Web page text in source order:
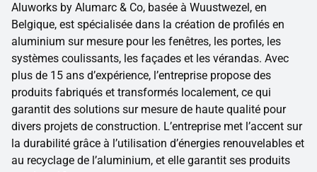
Aluworks by Alumarc & Co, basée à Wuustwezel, en
Belgique, est spécialisée dans la création de profilés en
aluminium sur mesure pour les fenêtres, les portes, les
systèmes coulissants, les façades et les vérandas. Avec
plus de 15 ans d’expérience, l’entreprise propose des
produits fabriqués et transformés localement, ce qui
garantit des solutions sur mesure de haute qualité pour
divers projets de construction. L’entreprise met l’accent sur
la durabilité grâce à l’utilisation d’énergies renouvelables et
au recyclage de l’aluminium, et elle garantit ses produits